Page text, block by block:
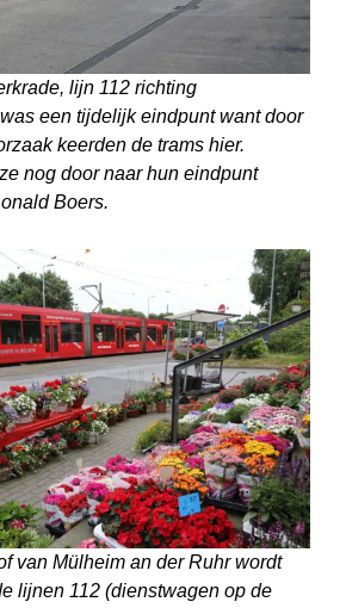
lijn 112 richting
een tijdelijk eindpunt want door
keerden de trams hier.
nog door naar hun eindpunt
Boers.
van Mülheim an der Ruhr wordt
lijnen 112 (dienstwagen op de